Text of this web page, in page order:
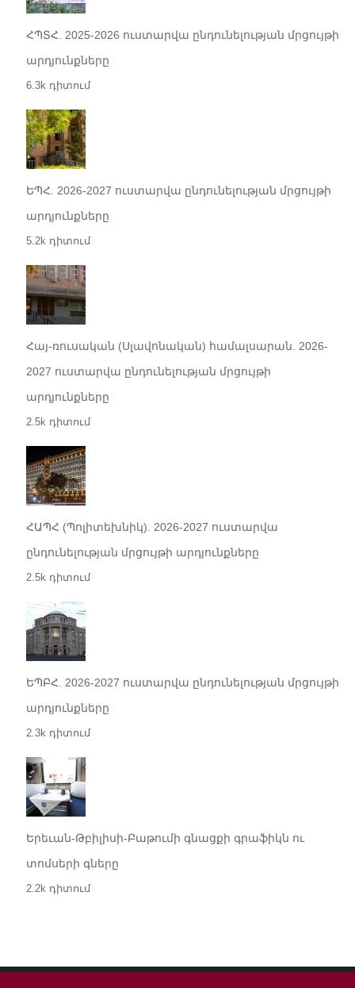
ՀՊՏՀ. 2025-2026 ուստարվա ընդունելության մրցույթի
արդյունքները
6.3k դիտում
ԵՊՀ. 2026-2027 ուստարվա ընդունելության մրցույթի
արդյունքները
5.2k դիտում
Հայ-ռուսական (Սլավոնական) համալսարան. 2026-
2027 ուստարվա ընդունելության մրցույթի
արդյունքները
2.5k դիտում
ՀԱՊՀ (Պոլիտեխնիկ). 2026-2027 ուստարվա
ընդունելության մրցույթի արդյունքները
2.5k դիտում
ԵՊԲՀ. 2026-2027 ուստարվա ընդունելության մրցույթի
արդյունքները
2.3k դիտում
Երեւան-Թբիլիսի-Բաթումի գնացքի գրաֆիկն ու
տոմսերի գները
2.2k դիտում